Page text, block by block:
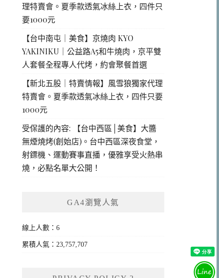
理特賣會。夏季款透氣冰絲上衣，四件只
要1000元
【台中南屯｜美食】京燒肉 KYO
YAKINIKU｜公益路A5和牛燒肉，京平雙
人套餐全程專人代烤，約會聚餐首選
【新北五股｜特賣情報】風雪狼獨家代理
特賣會。夏季款透氣冰絲上衣，四件只要
1000元
受保護的內容: 【台中西區│美食】大醬
無煙燒烤(創始店)。台中西區深夜食堂，
射鏢機、運動賽事直播，優雅享受火熱串
燒，必點名單大公開！
GA4瀏覽人氣
線上人數：6
累積人氣：23,757,707